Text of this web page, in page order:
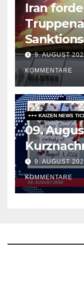
Iran
Hormus
9. AUGUST
KOMMENTARE
+++ KAIZEN NEWS
09.
9. AUGUST
KOMMENTARE